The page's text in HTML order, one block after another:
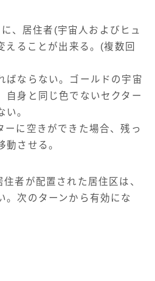
、居住者(宇宙人およびヒュ
えることが出来る。(複数回
ばならない。ゴールドの宇宙
自身と同じ色でないセクター
い。
ーに空きができた場合、残っ
動させる。
者が配置された居住区は、
。次のターンから有効にな